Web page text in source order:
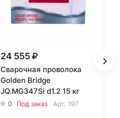
24 555
Сварочная проволока
Golden Bridge
JQ.MG347Si d1.2 15 кг
0 Под заказ Арт. 197